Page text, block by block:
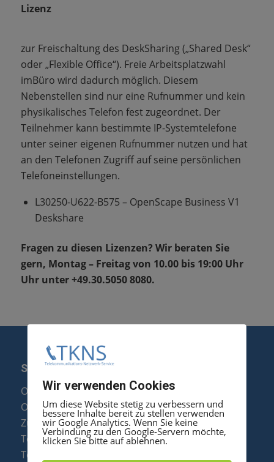
Lizenz
zur Freischaltung des DeskSharing („Shared Desk“
oder „Flexible Office“). Freie Arbeitsplatzwahl
imBüro wird dadurch möglich. Diesem
Nebenstellen sind nur eine Rufnummer und kein
physikalisches Telefon fest zugeordnet. Der
Teilnehmer kann bestimmte IP-Systemtelefone
unter seiner eigenen Rufnummer nutzen und hat
an den Telefonen Zugriff auf seine persönlichen
Telefoneinstellungen.
L30250-U622-B575 – OpenScape Business V1
Deskshare
Fragen zu diesen Lizenzen? Wir beraten Sie
gern, Montag – Freitag von 10.00 bis 19:00 Uhr
Uhr unter +49.30.5050 8080.
SERVICE
Optipoint Display Reparatur
Octophon F Display Reparatur
Zubehör & Ersatzteile
Telefonanlagen Optimierung
Telefonanlagen Erweiterung
Wir verwenden Cookies
Um diese Website stetig zu verbessern und
bessere Inhalte bereit zu stellen verwenden
wir Google Analytics. Wenn Sie keine
Verbindung zu den Google-Servern möchte,
klicken Sie bitte auf ablehnen.